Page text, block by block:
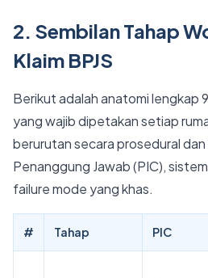
2. Sembilan Tahap
Klaim BPJS
Berikut adalah anatomi lengkap
yang wajib dipetakan setiap
berurutan secara prosedural
Penanggung Jawab (PIC),
failure mode yang khas.
# Tahap PIC